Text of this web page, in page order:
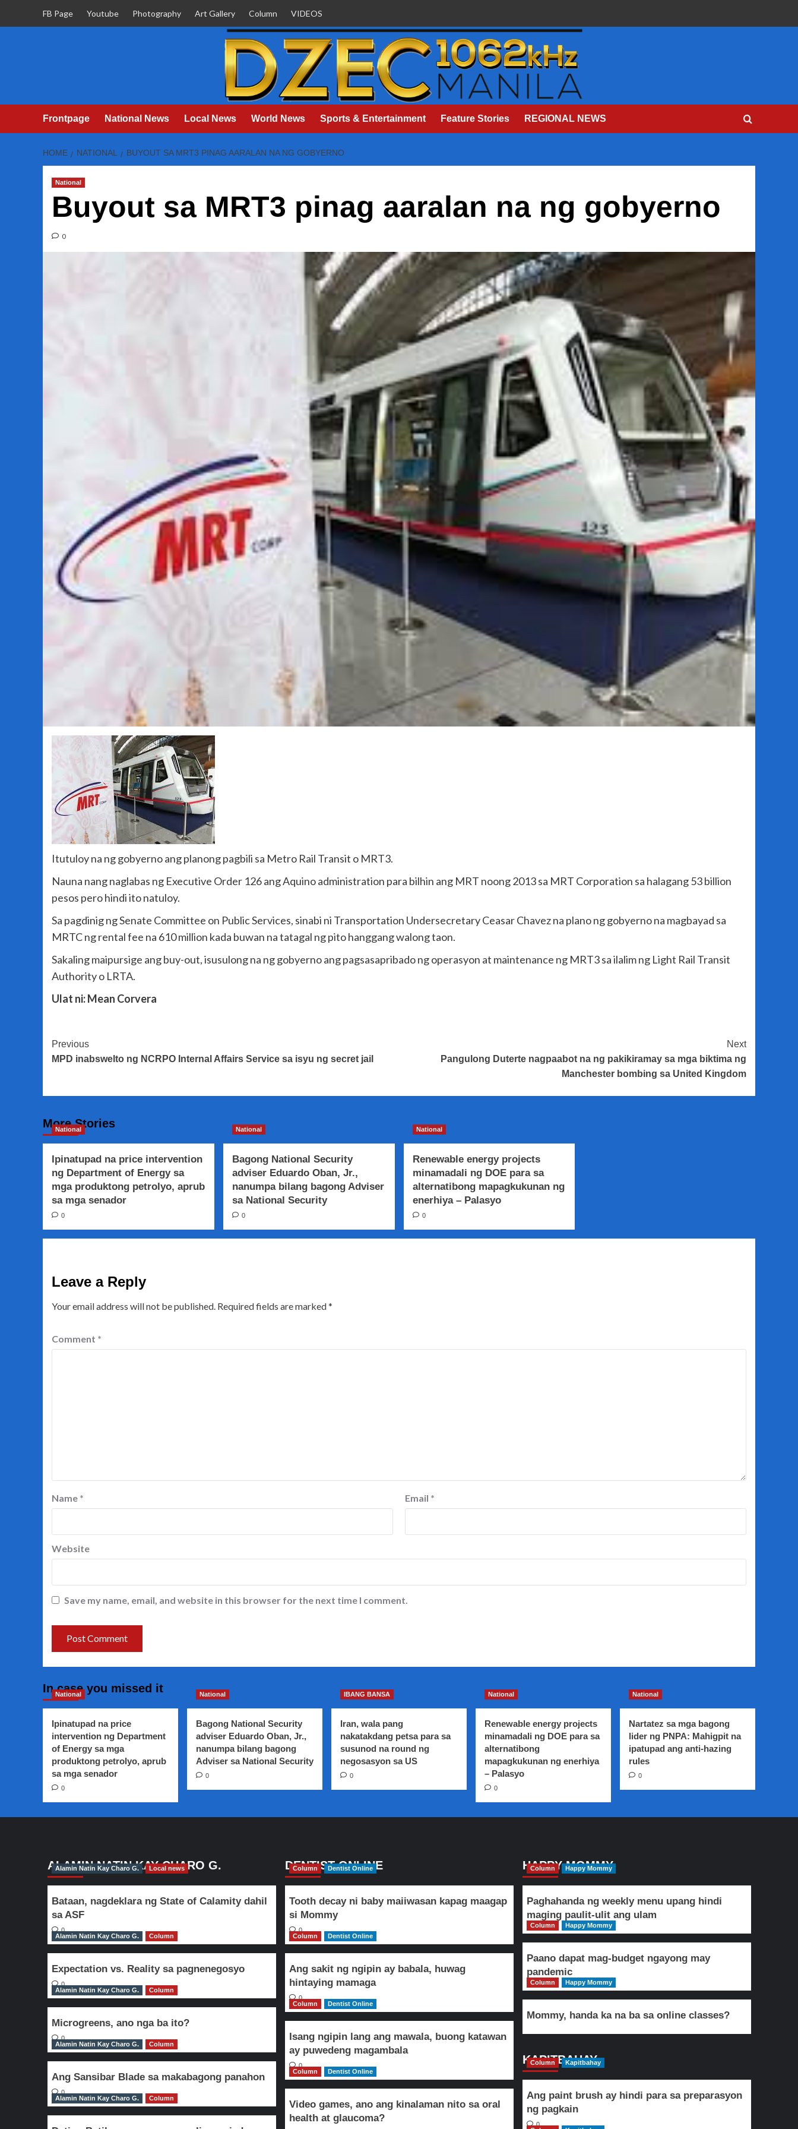
FB Page Youtube Photography Art Gallery Column VIDEOS
Frontpage National News Local News World News Sports & Entertainment Feature Stories REGIONAL NEWS
HOME NATIONAL BUYOUT SA MRT3 PINAG AARALAN NA NG GOBYERNO
National
Buyout sa MRT3 pinag aaralan na ng gobyerno
0
Itutuloy na ng gobyerno ang planong pagbili sa Metro Rail Transit o MRT3.
Nauna nang naglabas ng Executive Order 126 ang Aquino administration para bilhin ang MRT noong 2013 sa MRT Corporation sa halagang 53 billion
pesos pero hindi ito natuloy.
Sa pagdinig ng Senate Committee on Public Services, sinabi ni Transportation Undersecretary Ceasar Chavez na plano ng gobyerno na magbayad sa
MRTC ng rental fee na 610 million kada buwan na tatagal ng pito hanggang walong taon.
Sakaling maipursige ang buy-out, isusulong na ng gobyerno ang pagsasapribado ng operasyon at maintenance ng MRT3 sa ilalim ng Light Rail Transit
Authority o LRTA.
Ulat ni: Mean Corvera
Post
Navigation
Previous
MPD inabswelto ng NCRPO Internal Affairs Service sa isyu ng secret jail
Next
Pangulong Duterte nagpaabot na ng pakikiramay sa mga biktima ng
Manchester bombing sa United Kingdom
More Stories
National
Ipinatupad na price intervention
ng Department of Energy sa
mga produktong petrolyo, aprub
sa mga senador
0
National
Bagong National Security
adviser Eduardo Oban, Jr.,
nanumpa bilang bagong Adviser
sa National Security
0
National
Renewable energy projects
minamadali ng DOE para sa
alternatibong mapagkukunan ng
enerhiya – Palasyo
0
Leave a Reply
Your email address will not be published. Required fields are marked*
Comment *
Name * Email *
Website
Save my name, email, and website in this browser for the next time I comment.
In case you missed it
National
Ipinatupad na price
intervention ng Department
of Energy sa mga
produktong petrolyo, aprub
sa mga senador
0
National
Bagong National Security
adviser Eduardo Oban, Jr.,
nanumpa bilang bagong
Adviser sa National Security
0
IBANG BANSA
Iran, wala pang
nakatakdang petsa para sa
susunod na round ng
negosasyon sa US
0
National
Renewable energy projects
minamadali ng DOE para sa
alternatibong
mapagkukunan ng enerhiya
– Palasyo
0
National
Nartatez sa mga bagong
lider ng PNPA: Mahigpit na
ipatupad ang anti-hazing
rules
0
ALAMIN NATIN KAY CHARO G.
Alamin Natin Kay Charo G. Local news
Bataan, nagdeklara ng State of Calamity dahil
sa ASF
0
Alamin Natin Kay Charo G.
Column
Expectation vs. Reality sa pagnenegosyo
0
Alamin Natin Kay Charo G.
Column
Microgreens, ano nga ba ito?
0
Alamin Natin Kay Charo G.
Column
Ang Sansibar Blade sa makabagong panahon
0
Alamin Natin Kay Charo G.
Column
DENTIST ONLINE
Column Dentist Online
Tooth decay ni baby maiiwasan kapag maagap
si Mommy
0
Column
Dentist Online
Ang sakit ng ngipin ay babala, huwag
hintaying mamaga
0
Column
Dentist Online
Isang ngipin lang ang mawala, buong katawan
ay puwedeng magambala
0
Column
Dentist Online
Video games, ano ang kinalaman nito sa oral
health at glaucoma?
HAPPY MOMMY
Column Happy Mommy
Paghahanda ng weekly menu upang hindi
maging paulit-ulit ang ulam
Column Happy Mommy
Paano dapat mag-budget ngayong may
pandemic
Column Happy Mommy
Mommy, handa ka na ba sa online classes?
KAPITBAHAY
Column Kapitbahay
Ang paint brush ay hindi para sa preparasyon
ng pagkain
0